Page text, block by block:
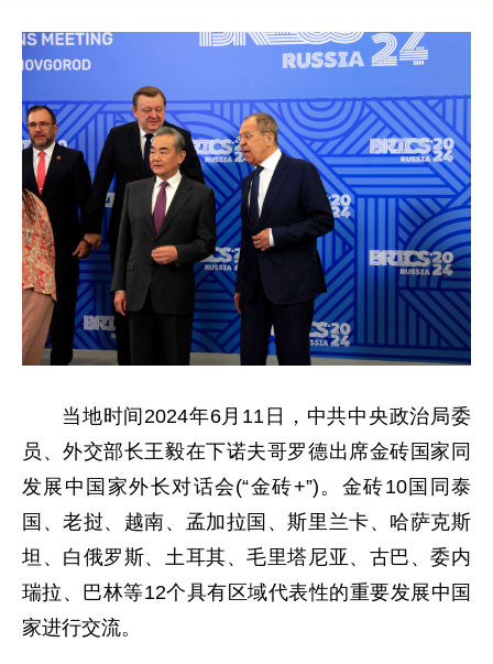
当地时间2024年6月11日，中共中央政治局委
员、外交部长王毅在下诺夫哥罗德出席金砖国家同
发展中国家外长对话会(“金砖+”)。金砖10国同泰
国、老挝、越南、孟加拉国、斯里兰卡、哈萨克斯
坦、白俄罗斯、土耳其、毛里塔尼亚、古巴、委内
瑞拉、巴林等12个具有区域代表性的重要发展中国
家进行交流。